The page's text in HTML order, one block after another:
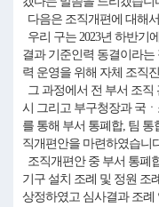
다음은 조직개편에 대해
우리 구는 2023년 하반기
결과 기준인력 동결이라
력 운영을 위해 자체 조직
그 과정에서 전 부서 조직
시 그리고 부구청장과 국
를 통해 부서 통폐합, 팀
직개편안을 마련하였습니
조직개편안 중 부서 통폐
기구 설치 조례 및 정원 조
상정하였고 심사결과 조례